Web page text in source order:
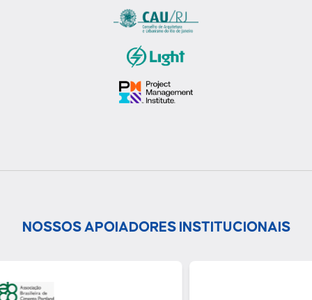
NOSSOS APOIADORES INSTITUCIONAIS